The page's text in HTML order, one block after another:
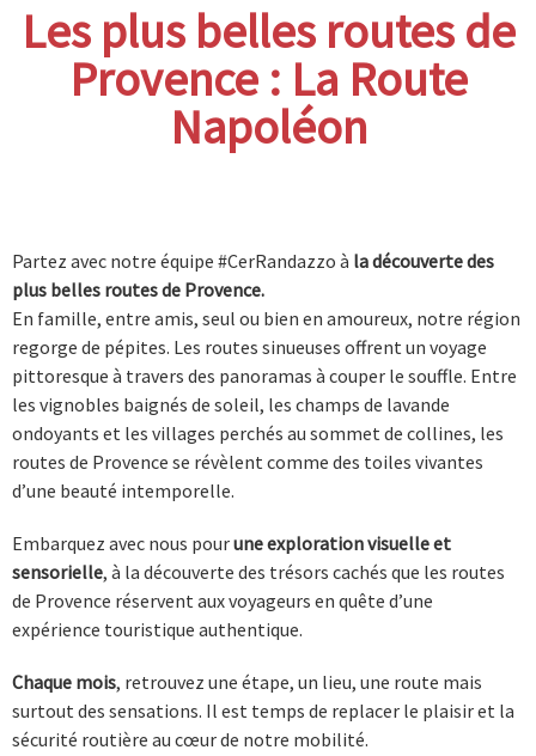
Les plus belles routes de
Provence : La Route
Napoléon
Partez avec notre équipe #CerRandazzo à la découverte des
plus belles routes de Provence.
En famille, entre amis, seul ou bien en amoureux, notre région
regorge de pépites. Les routes sinueuses offrent un voyage
pittoresque à travers des panoramas à couper le souffle. Entre
les vignobles baignés de soleil, les champs de lavande
ondoyants et les villages perchés au sommet de collines, les
routes de Provence se révèlent comme des toiles vivantes
d’une beauté intemporelle.
Embarquez avec nous pourune exploration visuelle et
sensorielle, à la découverte des trésors cachés que les routes
de Provence réservent aux voyageurs en quête d’une
expérience touristique authentique.
Chaque mois, retrouvez une étape, un lieu, une route mais
surtout des sensations. Il est temps de replacer le plaisir et la
sécurité routière au cœur de notre mobilité.